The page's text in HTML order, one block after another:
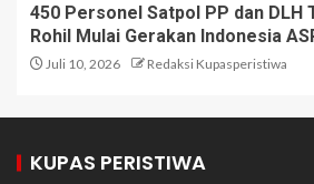
450 Personel Satpol PP dan DLH
Rohil Mulai Gerakan Indonesia
Juli 10, 2026 Redaksi Kupasperistiwa
KUPAS PERISTIWA